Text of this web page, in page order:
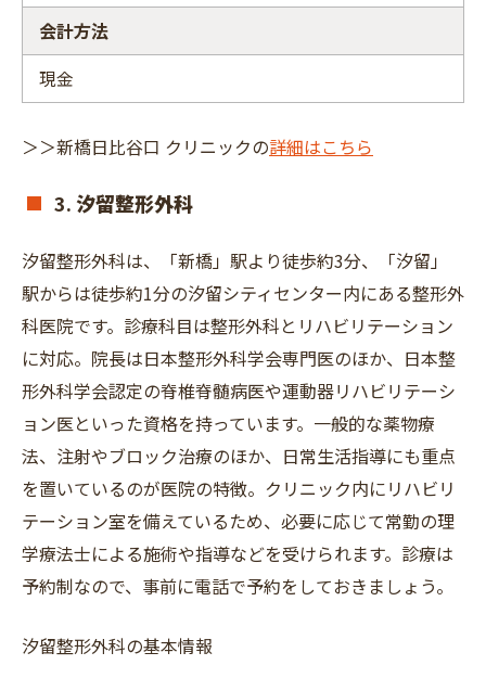
会計方法
現金
＞＞新橋日比谷口 クリニックの詳細はこちら
3.汐留整形外科
汐留整形外科は、「新橋」駅より徒歩約3分、「汐留」
駅からは徒歩約1分の汐留シティセンター内にある整形外
科医院です。診療科目は整形外科とリハビリテーション
に対応。院長は日本整形外科学会専門医のほか、日本整
形外科学会認定の脊椎脊髄病医や運動器リハビリテーシ
ョン医といった資格を持っています。一般的な薬物療
法、注射やブロック治療のほか、日常生活指導にも重点
を置いているのが医院の特徴。クリニック内にリハビリ
テーション室を備えているため、必要に応じて常勤の理
学療法士による施術や指導などを受けられます。診療は
予約制なので、事前に電話で予約をしておきましょう。
汐留整形外科の基本情報